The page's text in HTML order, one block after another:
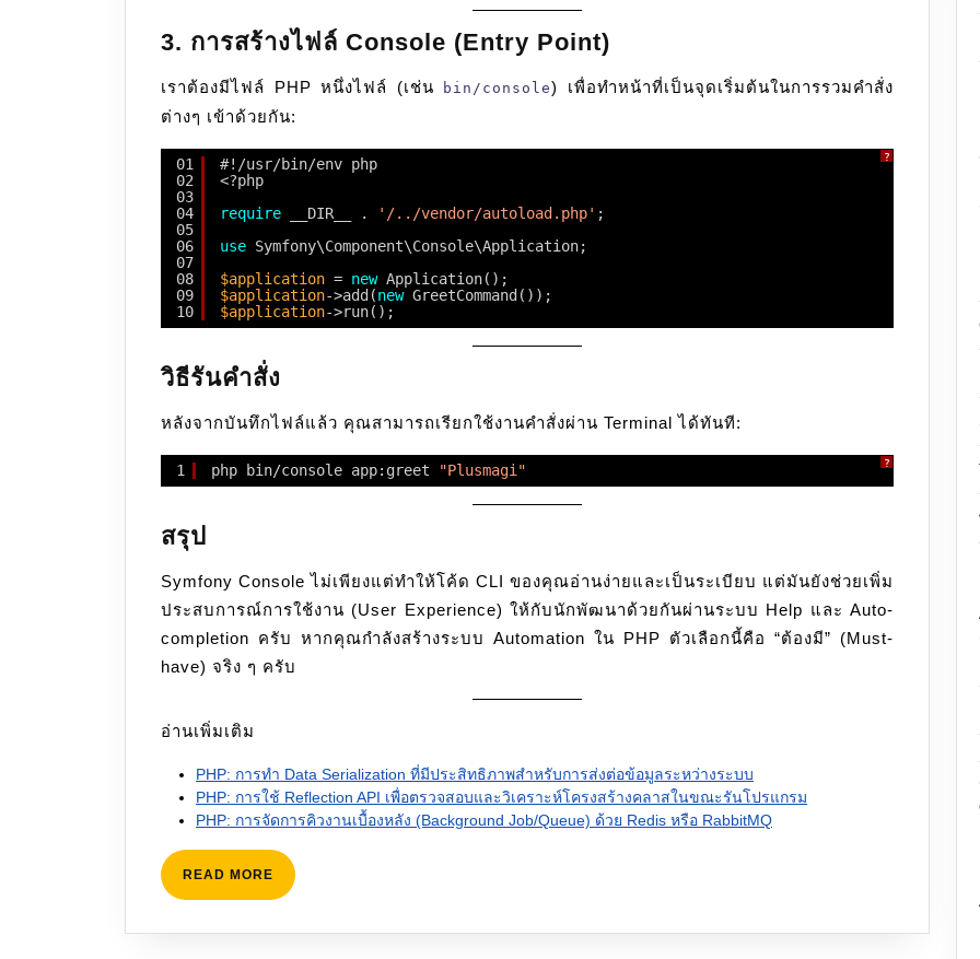
3. การสร้างไฟล์ Console (Entry Point)
เราต้องมีไฟล์ PHP หนึ่งไฟล์ (เช่น bin/console) เพื่อทำหน้าที่เป็นจุดเริ่มต้นในการรวมคำสั่ง
ต่างๆ เข้าด้วยกัน:
?
01
02
03
04
05
06
07
08
09
10
#!/usr/bin/env php
<?php
require
__DIR__ . '/../vendor/autoload.php' ;
use Symfony\Component\Console\Application;
$application = new Application();
$application->add(new GreetCommand());
$application->run();
วิธีรันคำสั่ง
หลังจากบันทึกไฟล์แล้ว คุณสามารถเรียกใช้งานคำสั่งผ่าน Terminal ได้ทันที:
?
1 php bin/console app:greet "Plusmagi"
สรุป
Symfony Console ไม่เพียงแต่ทำให้โค้ด CLI ของคุณอ่านง่ายและเป็นระเบียบ แต่มันยังช่วยเพิ่ม
ประสบการณ์การใช้งาน (User Experience) ให้กับนักพัฒนาด้วยกันผ่านระบบ Help และ Auto-
completion ครับ หากคุณกำลังสร้างระบบ Automation ใน PHP ตัวเลือกนี้คือ “ต้องมี” (Must-
have) จริง ๆ ครับ
อ่านเพิ่มเติม
PHP: การทำ Data Serialization ที่มีประสิทธิภาพสำหรับการส่งต่อข้อมูลระหว่างระบบ
PHP: การใช้ Reflection API เพื่อตรวจสอบและวิเคราะห์โครงสร้างคลาสในขณะรันโปรแกรม
PHP: การจัดการคิวงานเบื้องหลัง (Background Job/Queue) ด้วย Redis หรือ RabbitMQ
READ MORE READ
MORE